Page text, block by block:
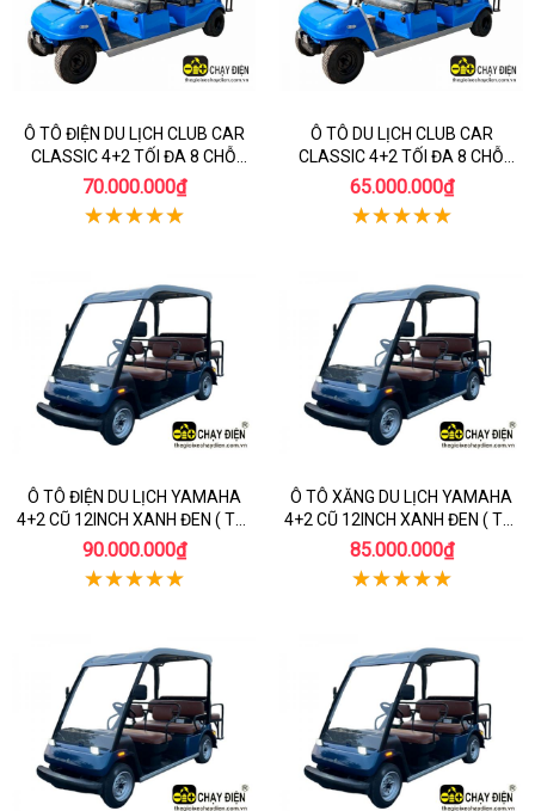
Ô TÔ ĐIỆN DU LỊCH CLUB CAR
CLASSIC 4+2 TỐI ĐA 8 CHỖ
NGỒI ẮC QUY CŨ
70.000.000₫
Ô TÔ DU LỊCH CLUB CAR
CLASSIC 4+2 TỐI ĐA 8 CHỖ
NGỒI
65.000.000₫
Ô TÔ ĐIỆN DU LỊCH YAMAHA
4+2 CŨ 12INCH XANH ĐEN ( TỐI
ĐA 8 CHỖ NGỒI ẮC QUY CŨ )
90.000.000₫
Ô TÔ XĂNG DU LỊCH YAMAHA
4+2 CŨ 12INCH XANH ĐEN ( TỐI
ĐA 8 CHỖ NGỒI )
85.000.000₫